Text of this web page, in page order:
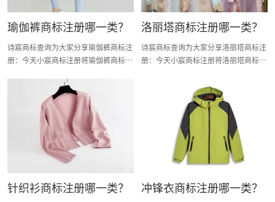
瑜伽裤商标注册哪一类？
诗宸商标查询为大家分享瑜伽裤商标注
册：今天小宸商标注册将瑜伽裤商标注
标注册多久、商标注册资料和商标注册
证书有效期等资料整理出来。
洛丽塔商标注册哪一类？
诗宸商标查询为大家分享洛丽塔商标注
册：今天小宸商标注册将洛丽塔商标注
标注册多久、商标注册资料和商标注册
证书有效期等资料整理出来。
针织衫商标注册哪一类？ 冲锋衣商标注册哪一类？